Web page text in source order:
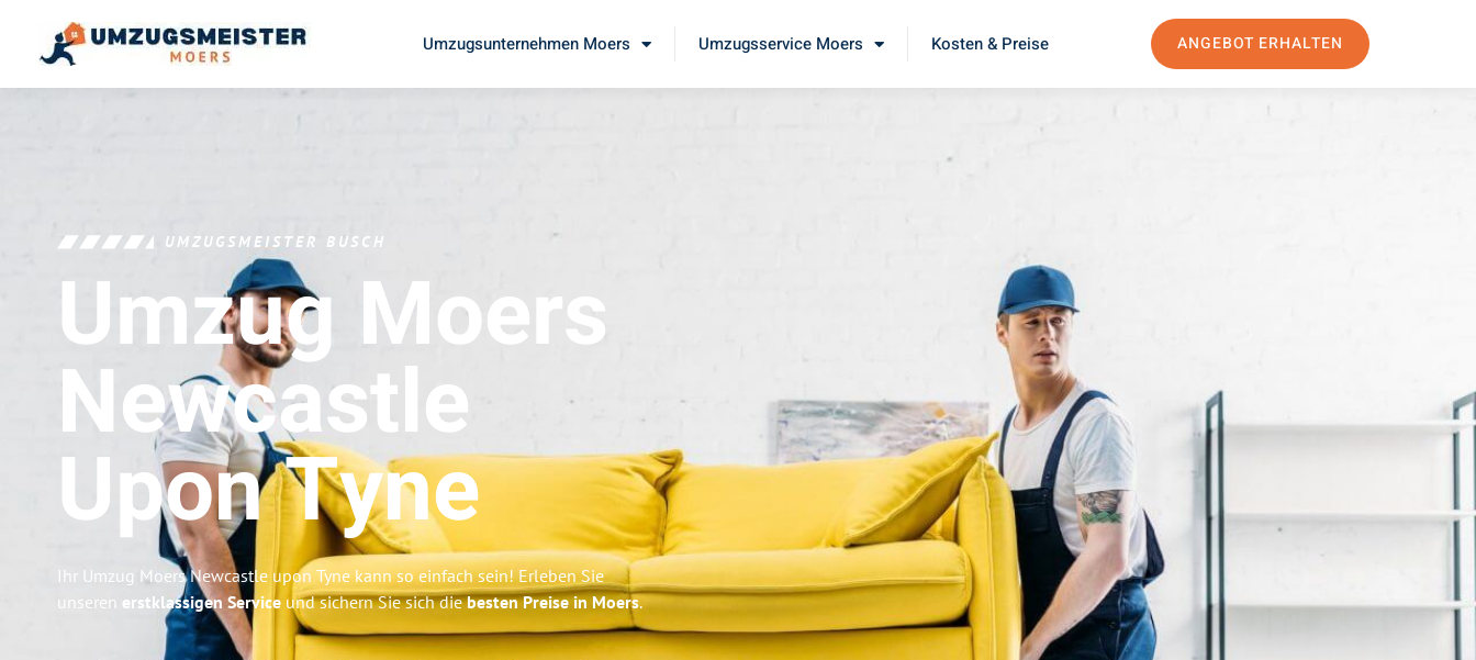
Umzugsunternehmen Moers Umzugsservice Moers Kosten & Preise ANGEBOT ERHALTEN
UMZUGSMEISTER BUSCH
Umzug Moers
Newcastle
Upon Tyne
Ihr Umzug Moers Newcastle upon Tyne kann so einfach sein! Erleben Sie
unseren erstklassigen Service und sichern Sie sich diebesten Preise in Moers.